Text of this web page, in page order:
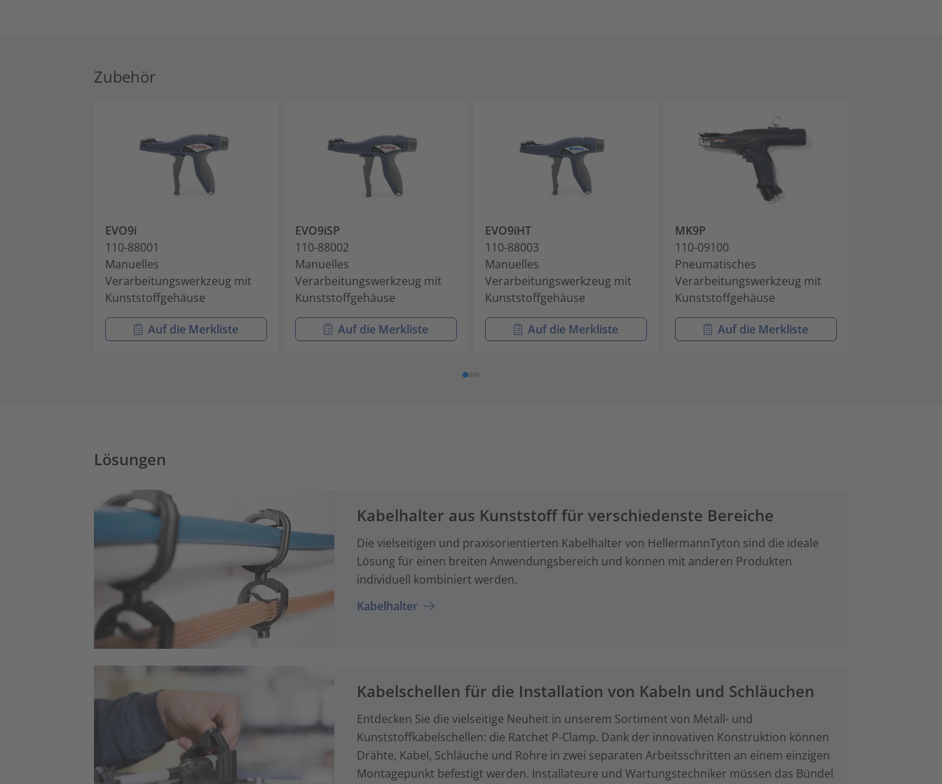
Zubehör
EVO9i
110-88001
Manuelles
Verarbeitungswerkzeug mit
Kunststoffgehäuse
Auf die Merkliste
EVO9iSP
110-88002
Manuelles
Verarbeitungswerkzeug mit
Kunststoffgehäuse
Auf die Merkliste
EVO9iHT
110-88003
Manuelles
Verarbeitungswerkzeug mit
Kunststoffgehäuse
Auf die Merkliste
MK9P
110-09100
Pneumatisches
Verarbeitungswerkzeug mit
Kunststoffgehäuse
Auf die Merkliste
Lösungen
Kabelhalter aus Kunststoff für verschiedenste Bereiche
Die vielseitigen und praxisorientierten Kabelhalter von HellermannTyton sind die ideale
Lösung für einen breiten Anwendungsbereich und können mit anderen Produkten
individuell kombiniert werden.
Kabelhalter
Kabelschellen für die Installation von Kabeln und Schläuchen
Entdecken Sie die vielseitige Neuheit in unserem Sortiment von Metall- und
Kunststoffkabelschellen: die Ratchet P-Clamp. Dank der innovativen Konstruktion können
Drähte, Kabel, Schläuche und Rohre in zwei separaten Arbeitsschritten an einem einzigen
Montagepunkt befestigt werden. Installateure und Wartungstechniker müssen das Bündel